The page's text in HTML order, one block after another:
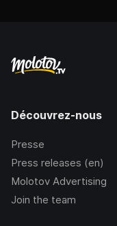
Découvrez-nous
Presse
Press releases (en)
Molotov Advertising
Join the team